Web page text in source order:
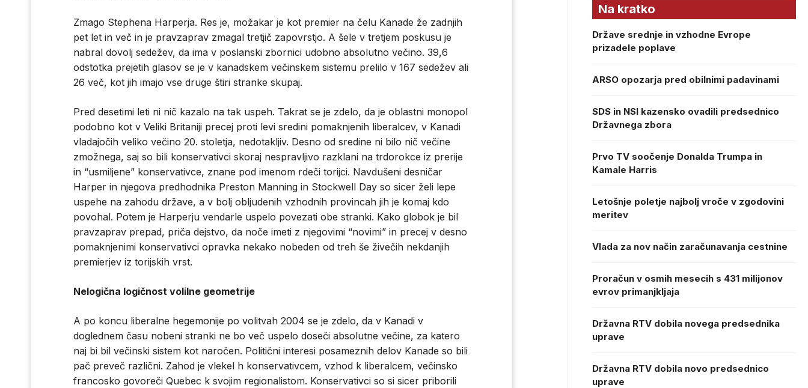
Zmago Stephena Harperja. Res je, možakar je kot premier na čelu Kanade že zadnjih
pet let in več in je pravzaprav zmagal tretjič zapovrstjo. A šele v tretjem poskusu je
nabral dovolj sedežev, da ima v poslanski zbornici udobno absolutno večino. 39,6
odstotka prejetih glasov se je v kanadskem večinskem sistemu prelilo v 167 sedežev ali
26 več, kot jih imajo vse druge štiri stranke skupaj.
Pred desetimi leti ni nič kazalo na tak uspeh. Takrat se je zdelo, da je oblastni monopol
podobno kot v Veliki Britaniji precej proti levi sredini pomaknjenih liberalcev, v Kanadi
vladajočih veliko večino 20. stoletja, nedotakljiv. Desno od sredine ni bilo nič večine
zmožnega, saj so bili konservativci skoraj nespravljivo razklani na trdorokce iz prerije
in “usmiljene” konservativce, znane pod imenom rdeči torijci. Navdušeni desničar
Harper in njegova predhodnika Preston Manning in Stockwell Day so sicer želi lepe
uspehe na zahodu države, a v bolj obljudenih vzhodnih provincah jih je komaj kdo
povohal. Potem je Harperju vendarle uspelo povezati obe stranki. Kako globok je bil
pravzaprav prepad, priča dejstvo, da noče imeti z njegovimi “novimi” in precej v desno
pomaknjenimi konservativci opravka nekako nobeden od treh še živečih nekdanjih
premierjev iz torijskih vrst.
Nelogična logičnost volilne geometrije
A po koncu liberalne hegemonije po volitvah 2004 se je zdelo, da v Kanadi v
doglednem času nobeni stranki ne bo več uspelo doseči absolutne večine, za katero
naj bi bil večinski sistem kot naročen. Politični interesi posameznih delov Kanade so bili
pač preveč različni. Zahod je vlekel h konservativcem, vzhod k liberalcem, večinsko
francosko govoreči Quebec k svojim regionalistom. Konservativci so si sicer priborili
Na kratko
Države srednje in vzhodne Evrope
prizadele poplave
ARSO opozarja pred obilnimi padavinami
SDS in NSI kazensko ovadili predsednico
Državnega zbora
Prvo TV soočenje Donalda Trumpa in
Kamale Harris
Letošnje poletje najbolj vroče v zgodovini
meritev
Vlada za nov način zaračunavanja cestnine
Proračun v osmih mesecih s 431 milijonov
evrov primanjkljaja
Državna RTV dobila novega predsednika
uprave
Državna RTV dobila novo predsednico
uprave